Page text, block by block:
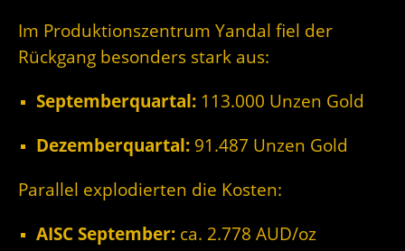
Im Produktionszentrum Yandal fiel der
Rückgang besonders stark aus:
Septemberquartal: 113.000 Unzen Gold
Dezemberquartal: 91.487 Unzen Gold
Parallel explodierten die Kosten:
AISC September: ca. 2.778 AUD/oz